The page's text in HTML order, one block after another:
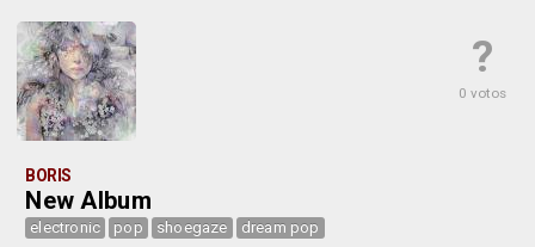
?
0 votos
BORIS
New Album
electronic pop shoegaze dream pop